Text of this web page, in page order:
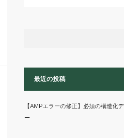
最近の投稿
【AMPエラーの修正】必須の構造化
ー